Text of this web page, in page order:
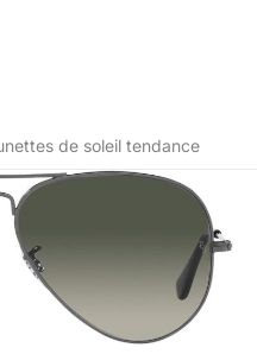
de soleil tendance